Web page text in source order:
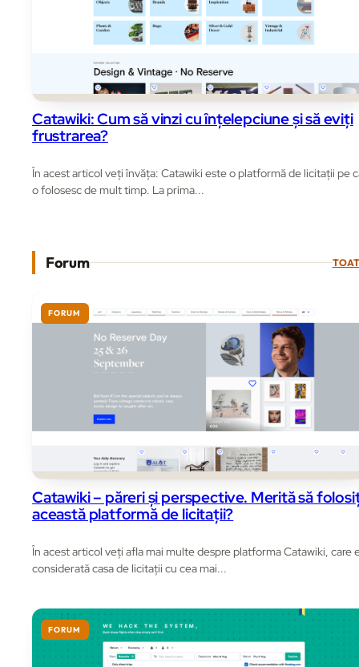
Catawiki: Cum să vinzi cu înțelepciune și să eviți
frustrarea?
În acest articol veți învăța: Catawiki este o platformă de licitații pe
o folosesc de mult timp. La prima...
Forum
FORUM
Catawiki – păreri și perspective. Merită să
această platformă de licitații?
În acest articol veți afla mai multe despre platforma Catawiki, care
considerată casa de licitații cu cea mai...
FORUM